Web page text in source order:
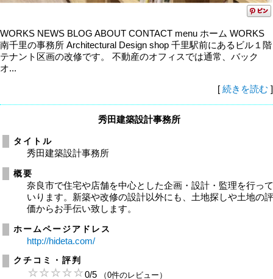
WORKS NEWS BLOG ABOUT CONTACT menu ホーム WORKS
南千里の事務所 Architectural Design shop 千里駅前にあるビル１階
テナント区画の改修です。 不動産のオフィスでは通常、バック
オ...
[ 続きを読む ]
秀田建築設計事務所
タイトル
秀田建築設計事務所
概要
奈良市で住宅や店舗を中心とした企画・設計・監理を行っ
いります。新築や改修の設計以外にも、土地探しや土地の
価からお手伝い致します。
ホームページアドレス
http://hideta.com/
クチコミ・評判
0/5 （0件のレビュー）